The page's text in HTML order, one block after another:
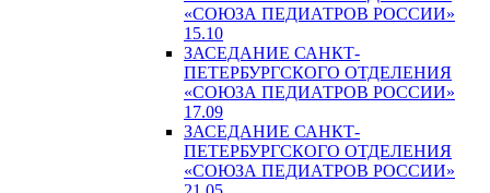
«СОЮЗА ПЕДИАТРОВ РОССИИ»
15.10
ЗАСЕДАНИЕ САНКТ-
ПЕТЕРБУРГСКОГО ОТДЕЛЕНИЯ
«СОЮЗА ПЕДИАТРОВ РОССИИ»
17.09
ЗАСЕДАНИЕ САНКТ-
ПЕТЕРБУРГСКОГО ОТДЕЛЕНИЯ
«СОЮЗА ПЕДИАТРОВ РОССИИ»